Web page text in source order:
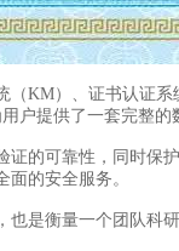
）、证书认证
户提供了一套完整的
可靠性，同时保
的安全服务。
是衡量一个团队科研